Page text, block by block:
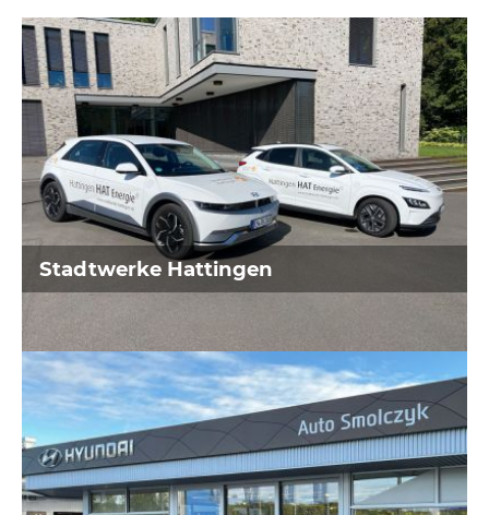
Stadtwerke Hattingen
Sachverständigenbüro
aus Hattingen
CarLack Schwunck